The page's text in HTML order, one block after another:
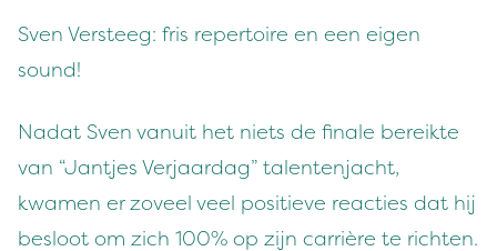
Sven Versteeg: fris repertoire en een eigen
sound!
Nadat Sven vanuit het niets de finale bereikte
van “Jantjes Verjaardag” talentenjacht,
kwamen er zoveel veel positieve reacties dat hij
besloot om zich 100% op zijn carrière te richten.